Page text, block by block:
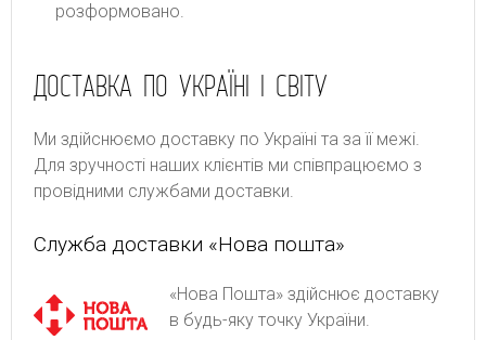
розформовано.
ДОСТАВКА ПО УКРАЇНІ І СВІТУ
Ми здійснюємо доставку по Україні та за її межі.
Для зручності наших клієнтів ми співпрацюємо з
провідними службами доставки.
Служба доставки «Нова пошта»
«Нова Пошта» здійснює доставку
в будь-яку точку України.